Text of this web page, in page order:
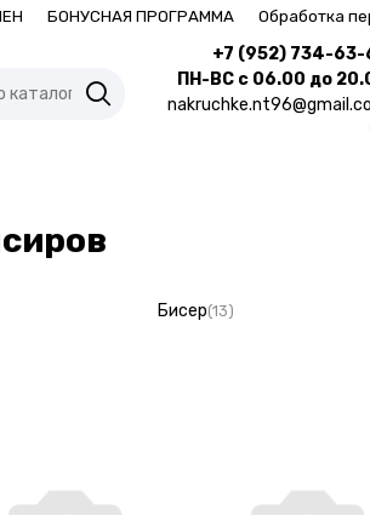
БОНУСНАЯ ПРОГРАММА Обработка
+7 (952) 734-63-
ПН-ВС с 06.00 до
Бисер(13)